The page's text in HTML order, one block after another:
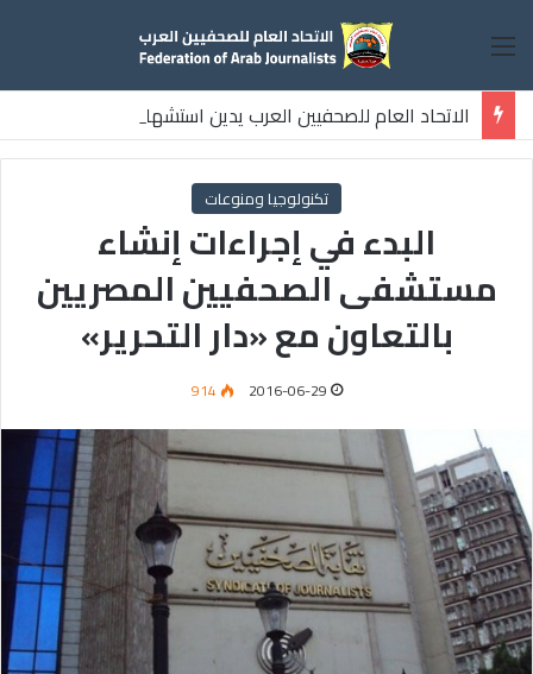
القائمة
الاتحاد العام للصحفيين العرب يدين استشهاد
ثلاثة صحفيين فلسطينيين باستهداف إسرائيلي وسط قطاع غزة
تكنولوجيا ومنوعات
البدء في إجراءات إنشاء
مستشفى الصحفيين المصريين
بالتعاون مع «دار التحرير»
2016-06-29
914